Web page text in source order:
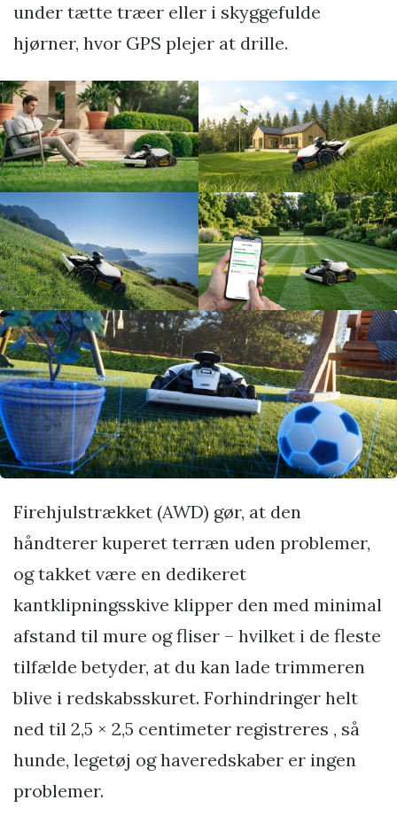
under tætte træer eller i skyggefulde
hjørner, hvor GPS plejer at drille.
Firehjulstrækket (AWD) gør, at den
håndterer kuperet terræn uden problemer,
og takket være en dedikeret
kantklipningsskive klipper den med minimal
afstand til mure og fliser – hvilket i de fleste
tilfælde betyder, at du kan lade trimmeren
blive i redskabsskuret. Forhindringer helt
ned til 2,5 × 2,5 centimeter registreres , så
hunde, legetøj og haveredskaber er ingen
problemer.